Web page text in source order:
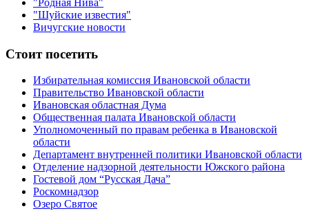
"Родная Нива"
"Шуйские известия"
Вичугские новости
Стоит посетить
Избирательная комиссия Ивановской области
Правительство Ивановской области
Ивановская областная Дума
Общественная палата Ивановской области
Уполномоченный по правам ребенка в Ивановской
области
Департамент внутренней политики Ивановской области
Отделение надзорной деятельности Южского района
Гостевой дом “Русская Дача”
Роскомнадзор
Озеро Святое